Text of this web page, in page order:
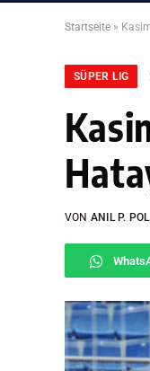
Startseite »
SÜPER LIG
VON ANIL P.